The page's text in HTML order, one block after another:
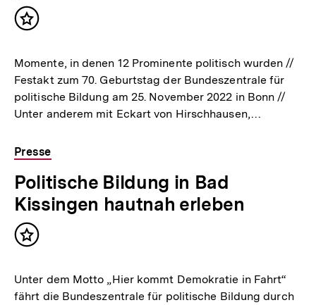
Inhalt
Momente, in denen 12 Prominente politisch wurden //
Festakt zum 70. Geburtstag der Bundeszentrale für
politische Bildung am 25. November 2022 in Bonn //
Unter anderem mit Eckart von Hirschhausen,…
Presse
Politische Bildung in Bad
Kissingen hautnah erleben
Inhalt
Unter dem Motto „Hier kommt Demokratie in Fahrt“
fährt die Bundeszentrale für politische Bildung durch